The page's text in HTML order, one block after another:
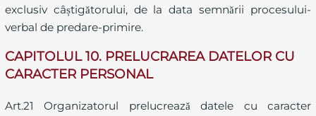
exclusiv câștigătorului, de la data semnării procesului-
verbal de predare-primire.
CAPITOLUL 10. PRELUCRAREA DATELOR CU
CARACTER PERSONAL
Art.21 Organizatorul prelucrează datele cu caracter